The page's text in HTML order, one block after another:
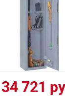
34 721